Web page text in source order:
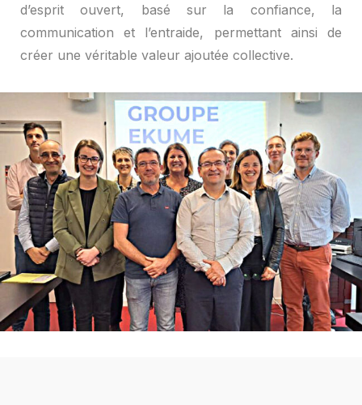
d’esprit
ouvert, basé sur la confiance,
la
communication
et l’entraide, permettant ainsi
de
créer une véritable valeur ajoutée collective.